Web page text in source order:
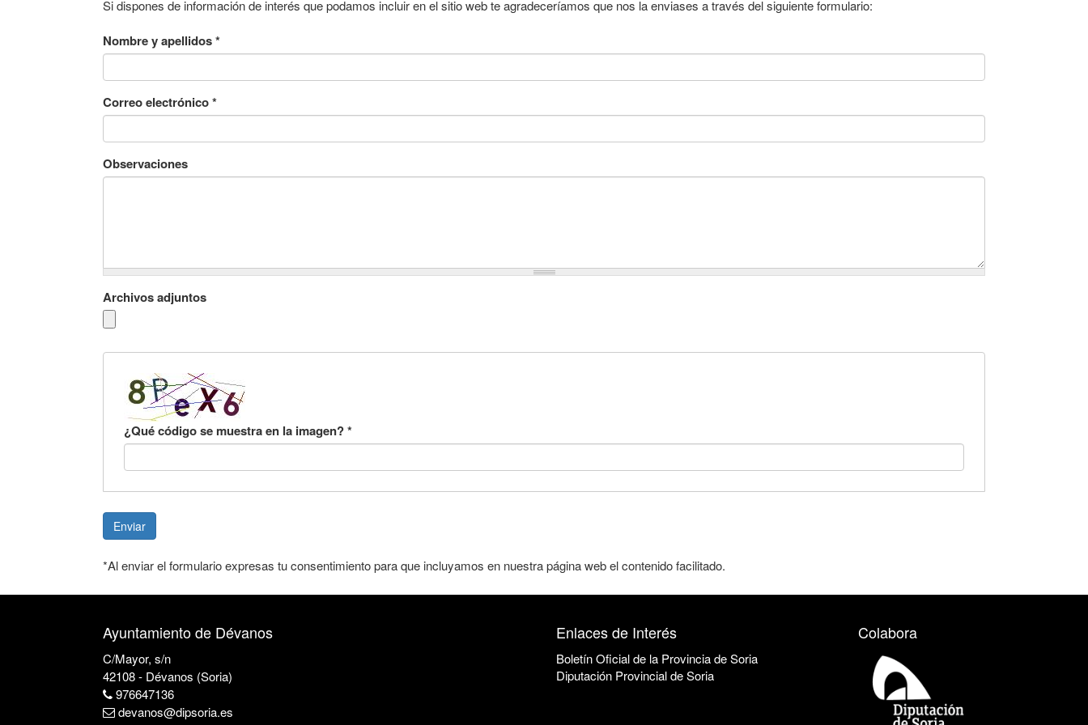
Si dispones de información de interés que podamos incluir en el sitio web te agradeceríamos que nos la enviases a través del siguiente formulario:
Nombre y apellidos*
Correo electrónico*
Observaciones
Archivos adjuntos
¿Qué código se muestra en la imagen?*
Enviar
*Al enviar el formulario expresas tu consentimiento para que incluyamos en nuestra página web el contenido facilitado.
Ayuntamiento de Dévanos
C/Mayor, s/n
42108 - Dévanos (Soria)
976647136
devanos@dipsoria.es
Enlaces de Interés
Boletín Oficial de la Provincia de Soria
Diputación Provincial de Soria
Colabora